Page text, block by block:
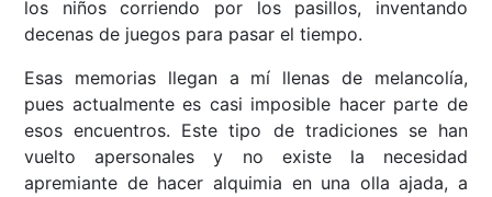
los niños corriendo por los pasillos, inventando
decenas de juegos para pasar el tiempo.
Esas memorias llegan a mí llenas de melancolía,
pues actualmente es casi imposible hacer parte de
esos encuentros. Este tipo de tradiciones se han
vuelto apersonales y no existe la necesidad
apremiante de hacer alquimia en una olla ajada, a